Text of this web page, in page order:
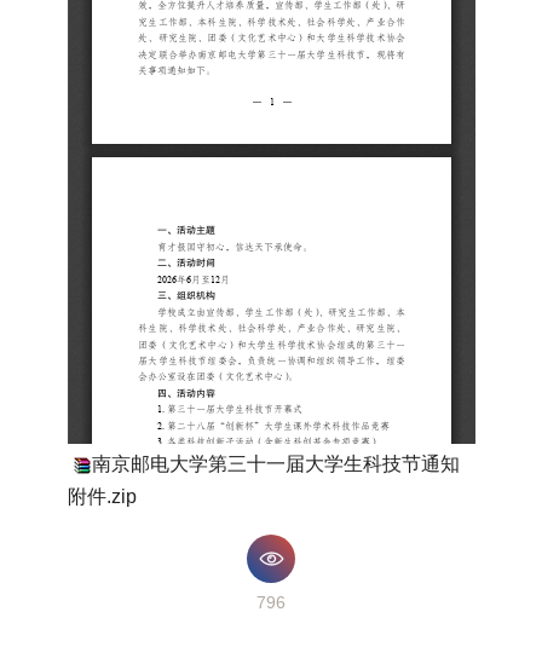
南京邮电大学第三十一届大学生科技节通知
附件.zip
796